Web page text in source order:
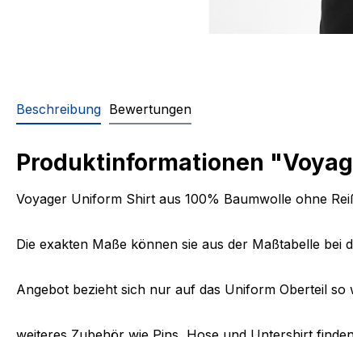
Beschreibung Bewertungen
Produktinformationen
Voyager Uniform Shirt aus 100% Baumwolle ohne
Die exakten Maße können sie aus der Maßtabelle bei
Angebot bezieht sich nur auf das Uniform Oberteil so